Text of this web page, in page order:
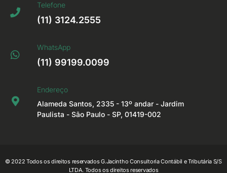
Telefone
(11) 3124.2555
WhatsApp
(11) 99199.0099
Endereço
Alameda Santos, 2335 - 13º andar - Jardim
Paulista - São Paulo - SP, 01419-002
© 2022 Todos os direitos reservados G.Jacintho Consultoria Contábil e Tributária S/S
LTDA. Todos os direitos reservados